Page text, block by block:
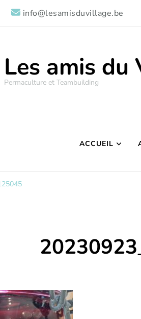
info@lesamisduvillage.be
Les amis du
Permaculture et Teambuilding
ACCUEIL